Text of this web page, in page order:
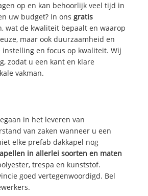
op en kan behoorlijk veel tijd in
uw budget? In onsgratis
wat de kwaliteit bepaalt en waarop
maar ook duurzaamheid en
en focus op kwaliteit. Wij
zodat u een kant en klare
vakman.
in het leveren van
van zaken wanneer u een
elke prefab dakkapel nog
in allerlei soorten en maten
trespa en kunststof.
goed vertegenwoordigd. Bel